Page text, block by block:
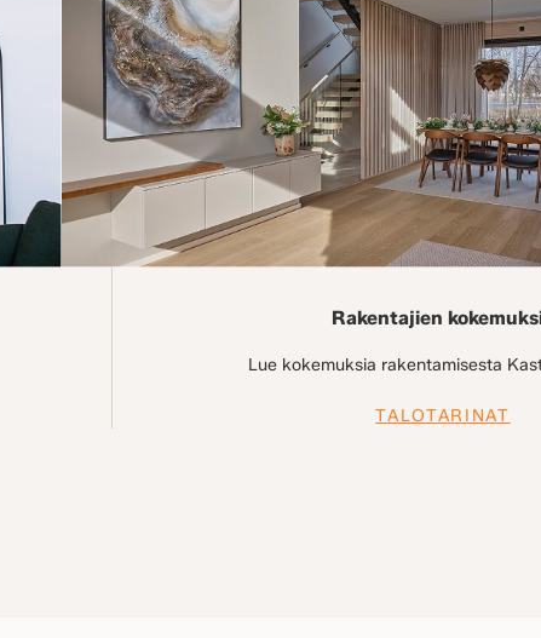
Rakentajien
Lue kokemuksia rakentamisesta
TALOTARINAT